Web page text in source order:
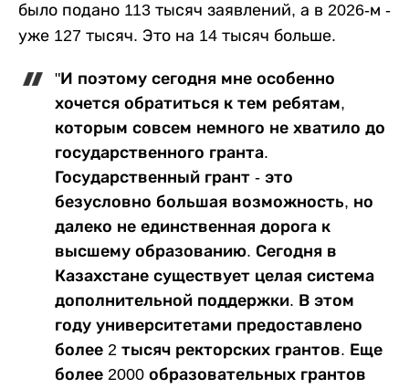
было подано 113 тысяч заявлений, а в 2026-м -
уже 127 тысяч. Это на 14 тысяч больше.
"И поэтому сегодня мне особенно
хочется обратиться к тем ребятам,
которым совсем немного не хватило до
государственного гранта.
Государственный грант - это
безусловно большая возможность, но
далеко не единственная дорога к
высшему образованию. Сегодня в
Казахстане существует целая система
дополнительной поддержки. В этом
году университетами предоставлено
более 2 тысяч ректорских грантов. Еще
более 2000 образовательных грантов